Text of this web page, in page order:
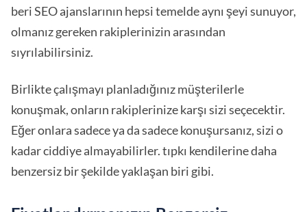
beri SEO ajanslarının hepsi temelde aynı şeyi sunuyor,
olmanız gereken rakiplerinizin arasından
sıyrılabilirsiniz.
Birlikte çalışmayı planladığınız müşterilerle
konuşmak, onların rakiplerinize karşı sizi seçecektir.
Eğer onlara sadece ya da sadece konuşursanız, sizi o
kadar ciddiye almayabilirler. tıpkı kendilerine daha
benzersiz bir şekilde yaklaşan biri gibi.